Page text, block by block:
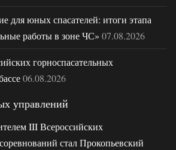
для юных спасателей: итоги этапа
работы в зоне ЧС» 07.08.2026
горноспасательных
06.08.2026
управлений
III Всероссийских
стал Прокопьевский